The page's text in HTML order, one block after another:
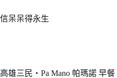
至
容
信呆呆得永生
高雄三民‧Pa Mano 帕瑪諾 早